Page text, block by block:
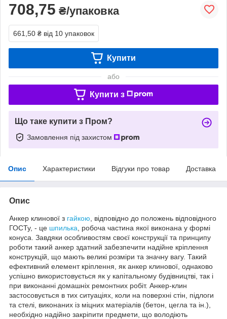
708,75 ₴/упаковка
661,50 ₴ від 10 упаковок
Купити
або
Купити з
Що таке купити з Пром?
Замовлення під захистом
Опис Характеристики Відгуки про товар Доставка
Опис
Анкер клинової з гайкою , відповідно до положень відповідного
ГОСТу, - це шпилька , робоча частина якої виконана у формі
конуса. Завдяки особливостям своєї конструкції та принципу
роботи такий анкер здатний забезпечити надійне кріплення
конструкцій, що мають великі розміри та значну вагу. Такий
ефективний елемент кріплення, як анкер клинової, однаково
успішно використовується як у капітальному будівництві, так і
при виконанні домашніх ремонтних робіт. Анкер-клин
застосовується в тих ситуаціях, коли на поверхні стін, підлоги
та стелі, виконаних із міцних матеріалів (бетон, цегла та ін.),
необхідно надійно закріпити предмети, що володіють